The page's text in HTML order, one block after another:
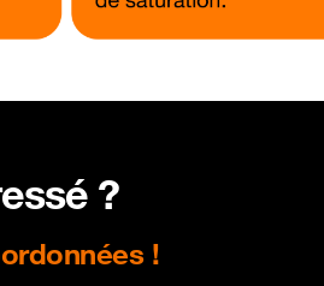
?
!